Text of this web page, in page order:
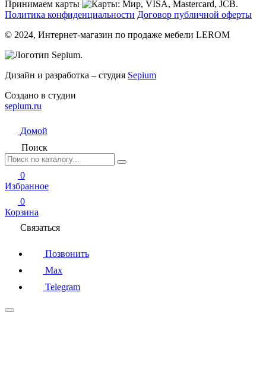
Принимаем карты
Политика конфиденциальности Договор публичной оферты
© 2024, Интернет-магазин по продаже мебели LEROM
Дизайн и разработка – студия Sepium
Создано в студии
sepium.ru
Домой
Поиск
0
Избранное
0
Корзина
Связаться
Позвонить
Max
Telegram